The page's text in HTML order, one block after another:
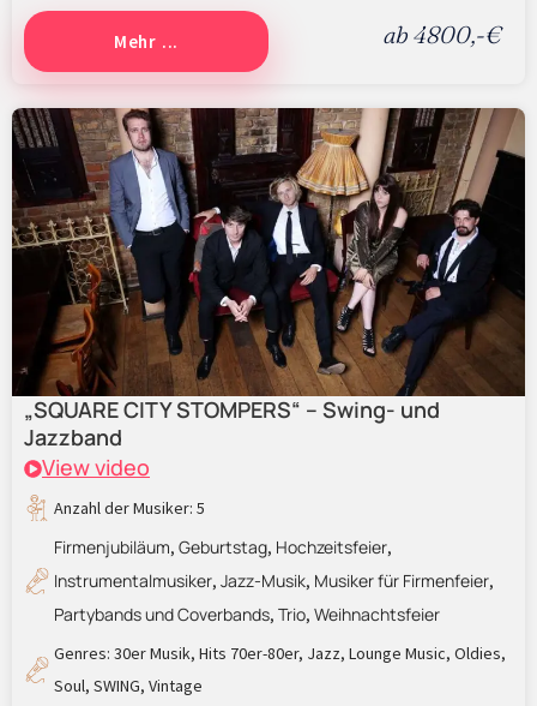
Mehr ... ab 4800,-€
„SQUARE CITY STOMPERS“ – Swing- und
Jazzband
View video
Anzahl der Musiker: 5
Firmenjubiläum, Geburtstag, Hochzeitsfeier,
Instrumentalmusiker, Jazz-Musik, Musiker für Firmenfeier,
Partybands und Coverbands, Trio, Weihnachtsfeier
Genres: 30er Musik, Hits 70er-80er, Jazz, Lounge Music, Oldies,
Soul, SWING, Vintage